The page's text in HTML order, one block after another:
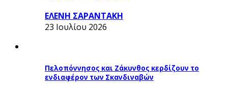
ΕΛΕΝΗ ΣΑΡΑΝΤΑΚΗ
23 Ιουλίου 2026
Πελοπόννησος και Ζάκυνθος κερδίζουν το
ενδιαφέρον των Σκανδιναβών